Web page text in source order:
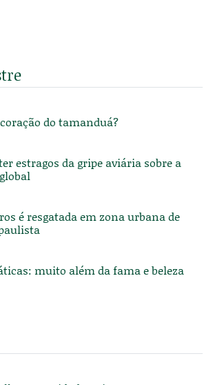
do tamanduá?
estragos da gripe aviária sobre a
é resgatada em zona urbana de
muito além da fama e beleza